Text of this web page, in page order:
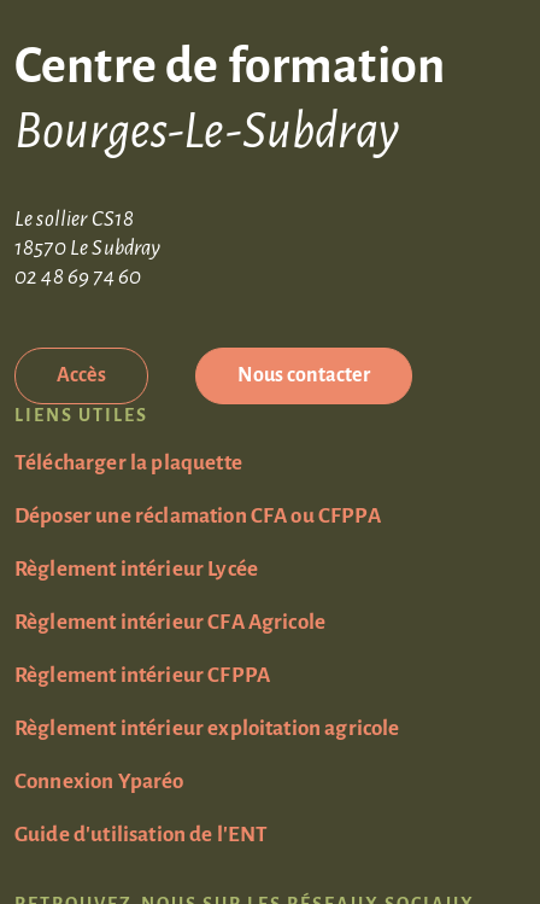
Centre de formation
Bourges-Le-Subdray
Le sollier CS18
18570 Le Subdray
02 48 69 74 60
Accès Nous contacter
LIENS UTILES
Télécharger la plaquette
Déposer une réclamation CFA ou CFPPA
Règlement intérieur Lycée
Règlement intérieur CFA Agricole
Règlement intérieur CFPPA
Règlement intérieur exploitation agricole
Connexion Yparéo
Guide d'utilisation de l'ENT